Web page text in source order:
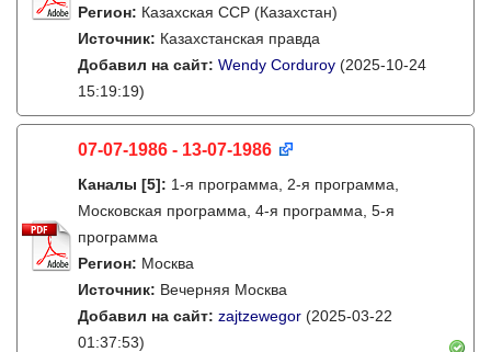
Регион: Казахская ССР (Казахстан)
Источник: Казахстанская правда
Добавил на сайт: Wendy Corduroy (2025-10-24
15:19:19)
07-07-1986 - 13-07-1986
Каналы [5]: 1-я программа, 2-я программа,
Московская программа, 4-я программа, 5-я
программа
Регион: Москва
Источник: Вечерняя Москва
Добавил на сайт: zajtzewegor (2025-03-22
01:37:53)